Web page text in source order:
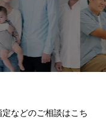
などのご相談はこち